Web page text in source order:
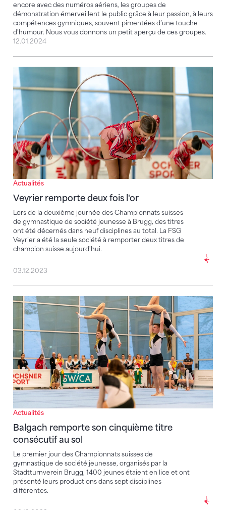
encore avec des numéros aériens, les groupes de
démonstration émerveillent le public grâce à leur passion, à leurs
compétences gymniques, souvent pimentées d’une touche
d'humour. Nous vous donnons un petit aperçu de ces groupes.
12.01.2024
Actualités
Veyrier remporte deux fois l'or
Lors de la deuxième journée des Championnats suisses
de gymnastique de société jeunesse à Brugg, des titres
ont été décernés dans neuf disciplines au total. La FSG
Veyrier a été la seule société à remporter deux titres de
champion suisse aujourd'hui.
Veyrier remporte deux fois l'or
03.12.2023
Actualités
Balgach remporte son cinquième titre
consécutif au sol
Le premier jour des Championnats suisses de
gymnastique de société jeunesse, organisés par la
Stadtturnverein Brugg, 1400 jeunes étaient en lice et ont
présenté leurs productions dans sept disciplines
différentes.
Balgach remporte son cinquième titre consécutif au